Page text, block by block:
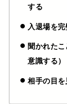
する
入退場を完
聞かれた
意識する）
相手の目